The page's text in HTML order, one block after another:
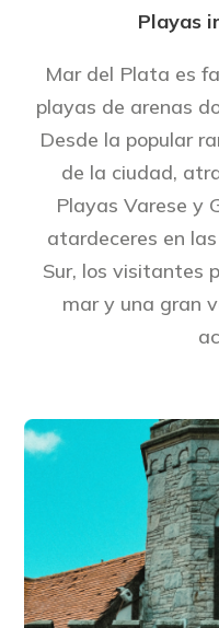
Playas
Mar del Plata es
playas de arenas
Desde la popular
de la ciudad,
Playas Varese y
atardeceres en
Sur, los visitantes
mar y una gran